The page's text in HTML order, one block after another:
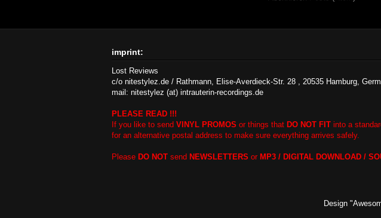
imprint:
Lost Reviews
c/o nitestylez.de / Rathmann, Elise-Averdieck-Str. 28 , 20535 Hamburg,
mail: nitestylez (at) intrauterin-recordings.de
PLEASE READ !!!
If you like to send VINYL PROMOS or things that DO NOT FIT into a
for an alternative postal address to make sure everything arrives safely.
Please DO NOT send NEWSLETTERS or MP3 / DIGITAL DOWNLOAD /
Design